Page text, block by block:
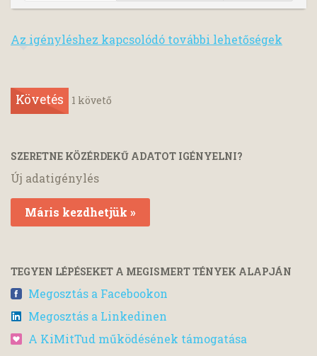
Az igényléshez kapcsolódó további lehetőségek
Követés 1 követő
SZERETNE KÖZÉRDEKŰ ADATOT IGÉNYELNI?
Új adatigénylés
Máris kezdhetjük »
TEGYEN LÉPÉSEKET A MEGISMERT TÉNYEK ALAPJÁN
Megosztás a Facebookon
Megosztás a Linkedinen
A KiMitTud működésének támogatása